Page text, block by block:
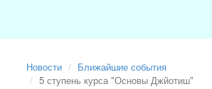
Новости
Ближайшие события
5 ступень курса "Основы Джйотиш"